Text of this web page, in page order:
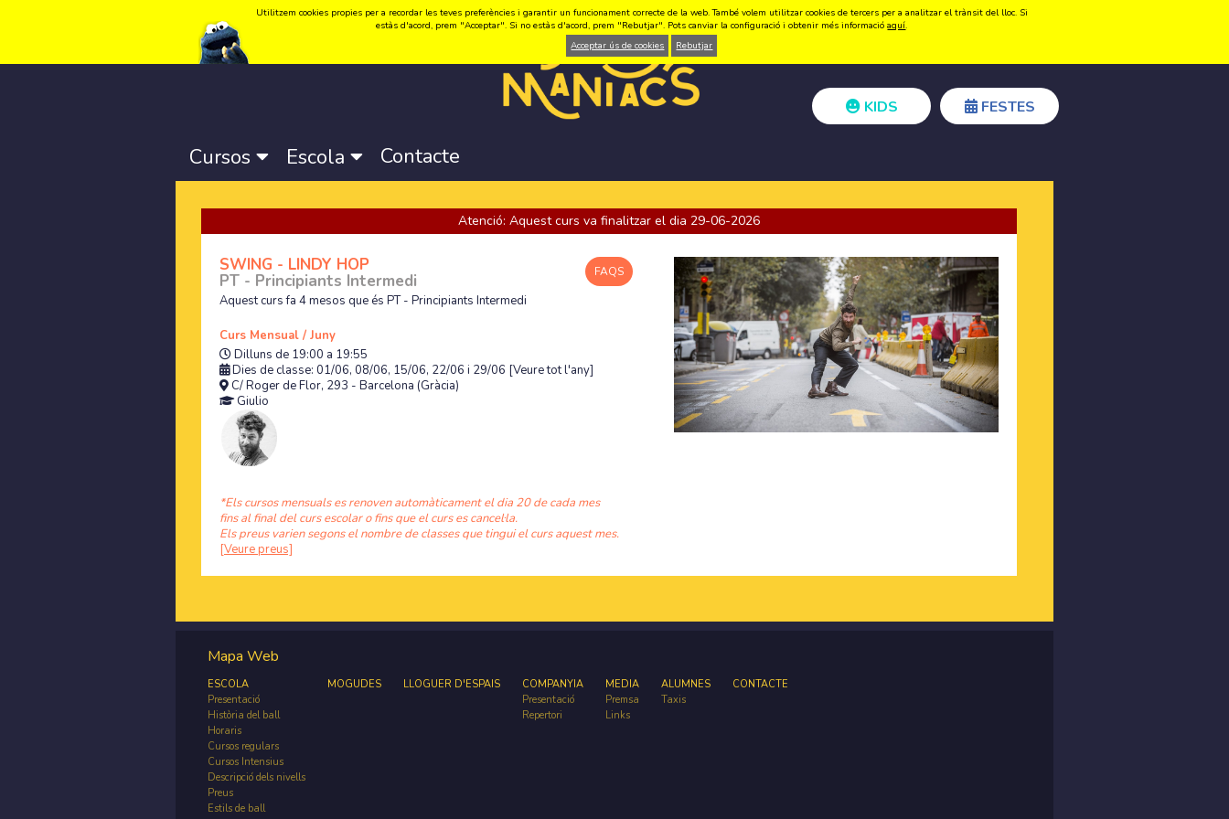
Idioma:Català -Castellano-English Registrar-se Accedir
KIDS FESTES
Cursos Escola Contacte
Atenció: Aquest curs va finalitzar el dia 29-06-2026
FAQS
SWING - LINDY HOP
PT - Principiants Intermedi
Aquest curs fa 4 mesos que és PT - Principiants Intermedi
Curs Mensual / Juny
Dilluns de 19:00 a 19:55
Dies de classe: 01/06, 08/06, 15/06, 22/06 i 29/06 [Veure tot l'any]
C/ Roger de Flor, 293 - Barcelona (Gràcia)
Giulio
*Els cursos mensuals es renoven automàticament el dia 20 de cada mes
fins al final del curs escolar o fins que el curs es cancel·la.
Els preus varien segons el nombre de classes que tingui el curs aquest mes.
[Veure preus]
Mapa Web
ESCOLA
Presentació
Història del ball
Horaris
Cursos regulars
Cursos Intensius
Descripció dels nivells
Preus
Estils de ball
MOGUDES LLOGUER D'ESPAIS
COMPANYIA
Presentació
Repertori
MEDIA
Premsa
Links
ALUMNES
Taxis
CONTACTE
Utilitzem cookies propies per a recordar les teves preferències i garantir un funcionament correcte de la web. També volem utilitzar cookies de tercers per a analitzar el trànsit del lloc. Si
estàs d'acord, prem "Acceptar". Si no estàs d'acord, prem "Rebutjar". Pots canviar la configuració i obtenir més informacióaquí.
Acceptar ús de cookies
Rebutjar